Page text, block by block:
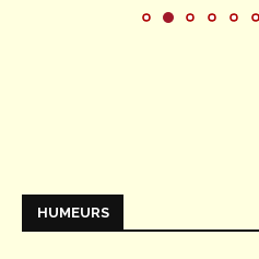
HUMEURS